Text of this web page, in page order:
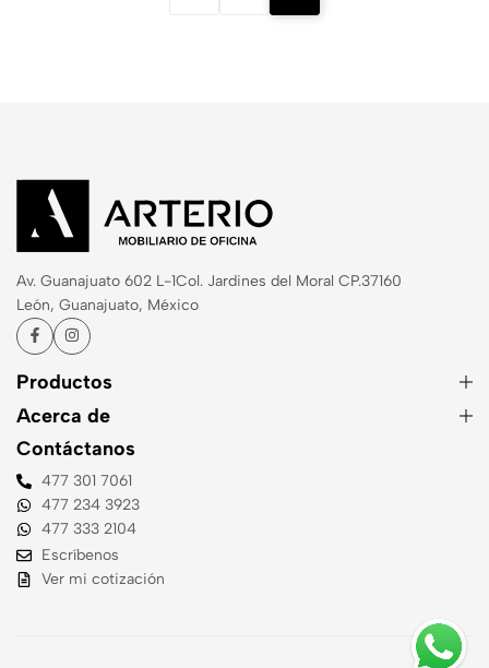
Av. Guanajuato 602 L-1Col. Jardines del Moral CP.37160
León, Guanajuato, México
Productos
Acerca de
Contáctanos
477 301 7061
477 234 3923
477 333 2104
Escríbenos
Ver mi cotización